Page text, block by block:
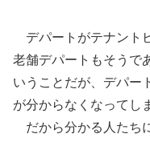
デパートがテナント
老舗デパートもそうで
いうことだが、デパー
が分からなくなってし
だから分かる人たち